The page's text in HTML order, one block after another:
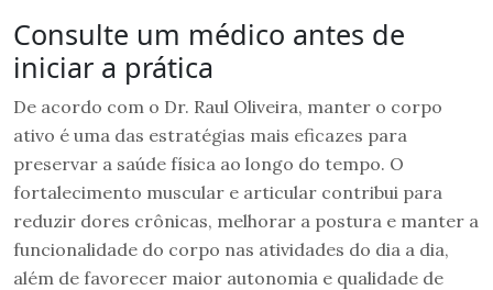
Consulte um médico antes de
iniciar a prática
De acordo com o Dr. Raul Oliveira, manter o corpo
ativo é uma das estratégias mais eficazes para
preservar a saúde física ao longo do tempo. O
fortalecimento muscular e articular contribui para
reduzir dores crônicas, melhorar a postura e manter a
funcionalidade do corpo nas atividades do dia a dia,
além de favorecer maior autonomia e qualidade de